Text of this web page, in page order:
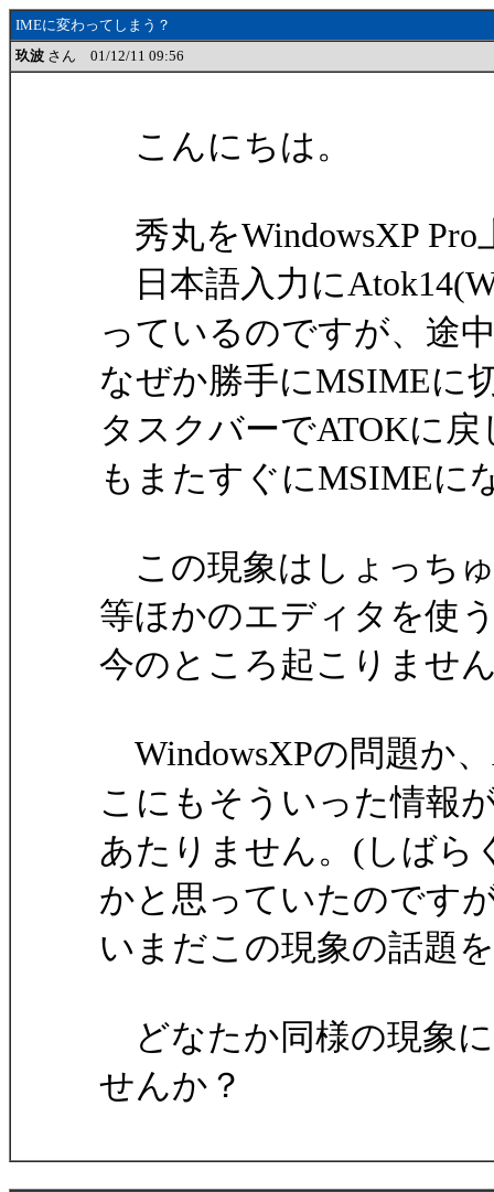
IMEに変わってしまう？
玖波 さん 01/12/11 09:56
こんにちは。
秀丸をWindowsXP
日本語入力に
っているのですが、途
なぜか勝手にMSIME
タスクバーでATOKに戻
もまたすぐにMSIMEに
この現象はしょっち
等ほかのエディタを使
今のところ起こりませ
WindowsXPの問題か
こにもそういった情報
あたりません。(しばら
かと思っていたのです
いまだこの現象の話題
どなたか同様の現象
せんか？